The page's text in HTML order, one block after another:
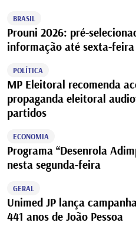
BRASIL
Prouni 2026: pré-
informação até sexta-feira
POLÍTICA
MP Eleitoral recomenda
propaganda eleitoral
partidos
ECONOMIA
Programa “Desenrola
nesta segunda-feira
GERAL
Unimed JP lança
441 anos de João Pessoa